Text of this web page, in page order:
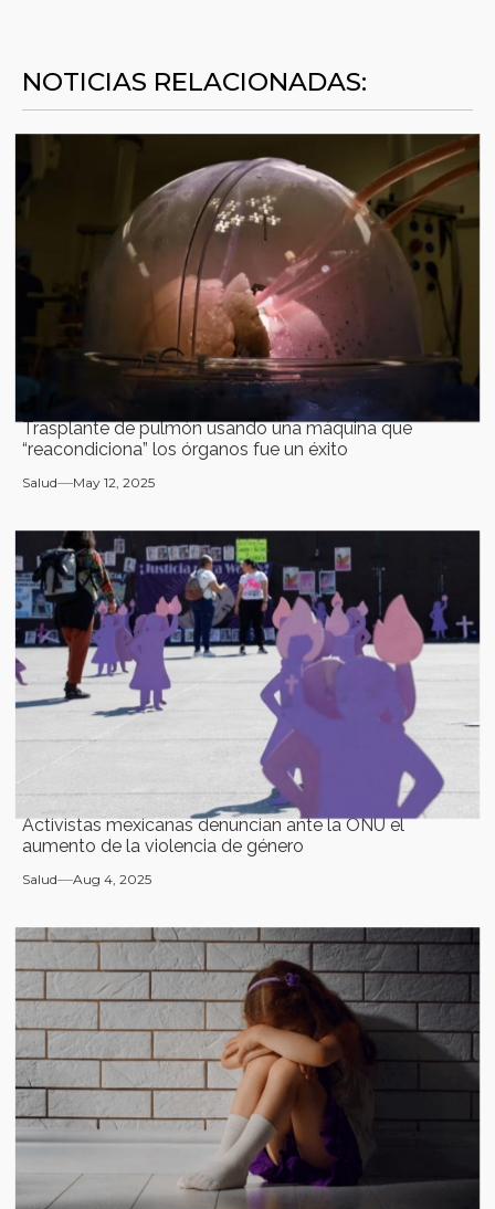
NOTICIAS RELACIONADAS:
Trasplante de pulmón usando una máquina que
“reacondiciona” los órganos fue un éxito
Salud May 12, 2025
Activistas mexicanas denuncian ante la ONU el
aumento de la violencia de género
Salud Aug 4, 2025